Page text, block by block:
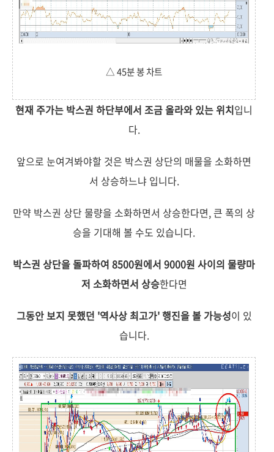
△ 45분 봉 차트
현재 주가는 박스권 하단부에서 조금 올라와 있는 위치입니
다.
앞으로 눈여겨봐야할 것은 박스권 상단의 매물을 소화하면
서 상승하느냐 입니다.
만약 박스권 상단 물량을 소화하면서 상승한다면, 큰 폭의 상
승을 기대해 볼 수도 있습니다.
박스권 상단을 돌파하여 8500원에서 9000원 사이의 물량마
저 소화하면서 상승한다면
그동안 보지 못했던 '역사상 최고가' 행진을 볼 가능성이 있
습니다.